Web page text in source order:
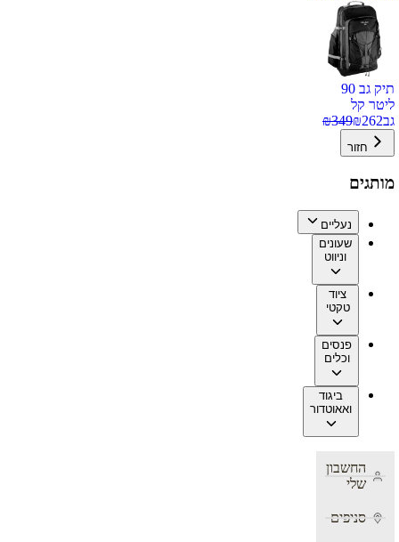
תיק גב 90
ליטר קל
גב
₪262
₪349
חזור
מותגים
נעליים
שעונים
וניווט
ציוד
טקטי
פנסים
וכלים
ביגוד
ואאוטדור
החשבון
שלי
סניפים